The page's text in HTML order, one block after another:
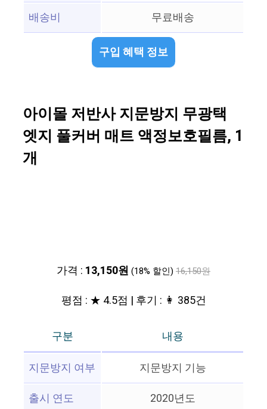
배송비
무료배송
구입 혜택 정보
아이몰 저반사 지문방지 무광택
엣지 풀커버 매트 액정보호필름, 1
개
가격 : 13,150원 (18% 할인) 16,150원
평점 : ★ 4.5점 | 후기 : 👩 385건
구분
내용
지문방지 여부
지문방지 기능
출시 연도
2020년도